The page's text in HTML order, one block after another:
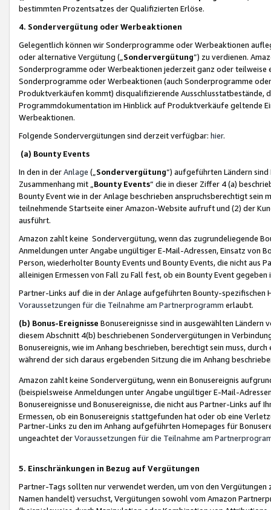
bestimmten Prozentsatzes der Qualifizierten Erlöse.
4. Sondervergütung oder Werbeaktionen
Gelegentlich können wir Sonderprogramme oder Werbeaktionen
oder alternative Vergütung („ Sondervergütung”) zu verdienen.
Sonderprogramme oder Werbeaktionen jederzeit ganz oder
Sonderprogramme oder Werbeaktionen (auch Sonderprogramme
Produktverkäufen kommt) disqualifizierende Ausschlusstatbestände,
Programmdokumentation im Hinblick auf Produktverkäufe geltende
Werbeaktionen.
Folgende Sondervergütungen sind derzeit verfügbar: hier.
(a) Bounty Events
In den in derAnlage („ Sondervergütung“) aufgeführten Ländern
Zusammenhang mit „ Bounty Events“ die in dieser Ziffer 4 (a)
Bounty Event wie in der Anlage beschrieben anspruchsberechtigt sein
teilnehmende Startseite einer Amazon-Website aufruft und (2) der
ausführt.
Amazon zahlt keine Sondervergütung, wenn das zugrundeliegende
Anmeldungen unter Angabe ungültiger E-Mail-Adressen, Einsatz von
Person, wiederholter Bounty Events und Bounty Events, die nicht
alleinigen Ermessen von Fall zu Fall fest, ob ein Bounty Event
Partner-Links auf die in der Anlage aufgeführten Bounty-spezifischen
Voraussetzungen für die Teilnahme am Partnerprogramm erlaubt.
(b) Bonus-Ereignisse Bonusereignisse sind in ausgewählten Ländern
diesem Abschnitt 4(b) beschriebenen Sondervergütungen in
Bonusereignis, wie im Anhang beschrieben, berechtigt sein muss,
während der sich daraus ergebenden Sitzung die im Anhang
Amazon zahlt keine Sondervergütung, wenn ein Bonusereignis
(beispielsweise Anmeldungen unter Angabe ungültiger E-Mail-
Bonusereignisse und Bonusereignisse, die nicht aus Partner-Links auf
Ermessen, ob ein Bonusereignis stattgefunden hat oder ob eine
Partner-Links zu den im Anhang aufgeführten Homepages für
ungeachtet derVoraussetzungen für die Teilnahme am
5. Einschränkungen in Bezug auf Vergütungen
Partner-Tags sollten nur verwendet werden, um von den
Namen handelt) versuchst, Vergütungen sowohl vom Amazon